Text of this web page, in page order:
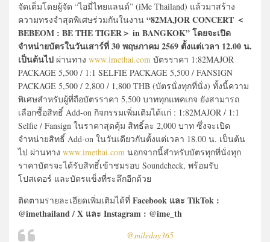
จัดเต็มโดยผู้จัด “ไอมี่ไทยแลนด์” (iMe Thailand) แล้วมาสร้าง
ความทรงจำสุดพิเศษร่วมกันในงาน “82MAJOR CONCERT ＜
BEBEOM : BE THE TIGER＞ in BANGKOK” โดยจะเปิด
จำหน่ายบัตรในวันเสาร์ที่ 30 พฤษภาคม 2569 ตั้งแต่เวลา 12.00 น.
เป็นต้นไป ผ่านทาง www.imethai.com บัตรราคา 1:82MAJOR
PACKAGE 5,500 / 1:1 SELFIE PACKAGE 5,500 / FANSIGN
PACKAGE 5,500 / 2,800 / 1,800 THB (บัตรนั่งทุกที่นั่ง) ทั้งนี้ความ
พิเศษสำหรับผู้ที่ถือบัตรราคา 5,500 บาททุกแพคเกจ ยังสามารถ
เลือกซื้อสิทธิ์ Add-on กิจกรรมเพิ่มเติมได้แก่ : 1:82MAJOR / 1:1
Selfie / Fansign ในราคาสุดคุ้ม สิทธิ์ละ 2,000 บาท ซึ่งจะเปิด
จำหน่ายสิทธิ์ Add-on ในวันเดียวกันตั้งแต่เวลา 18.00 น. เป็นต้น
ไป ผ่านทาง www.imethai.com นอกจากนี้สำหรับบัตรทุกที่นั่งทุก
ราคาบัตรจะได้รับสิทธิ์เข้าชมรอบ Soundcheck, พร้อมรับ
โปสเตอร์ และบัตรแข็งที่ระลึกอีกด้วย
ติดตามรายละเอียดเพิ่มเติมได้ที่ Facebook และ TikTok :
@imethailand / X และ Instagram : @ime_th
@mileday365